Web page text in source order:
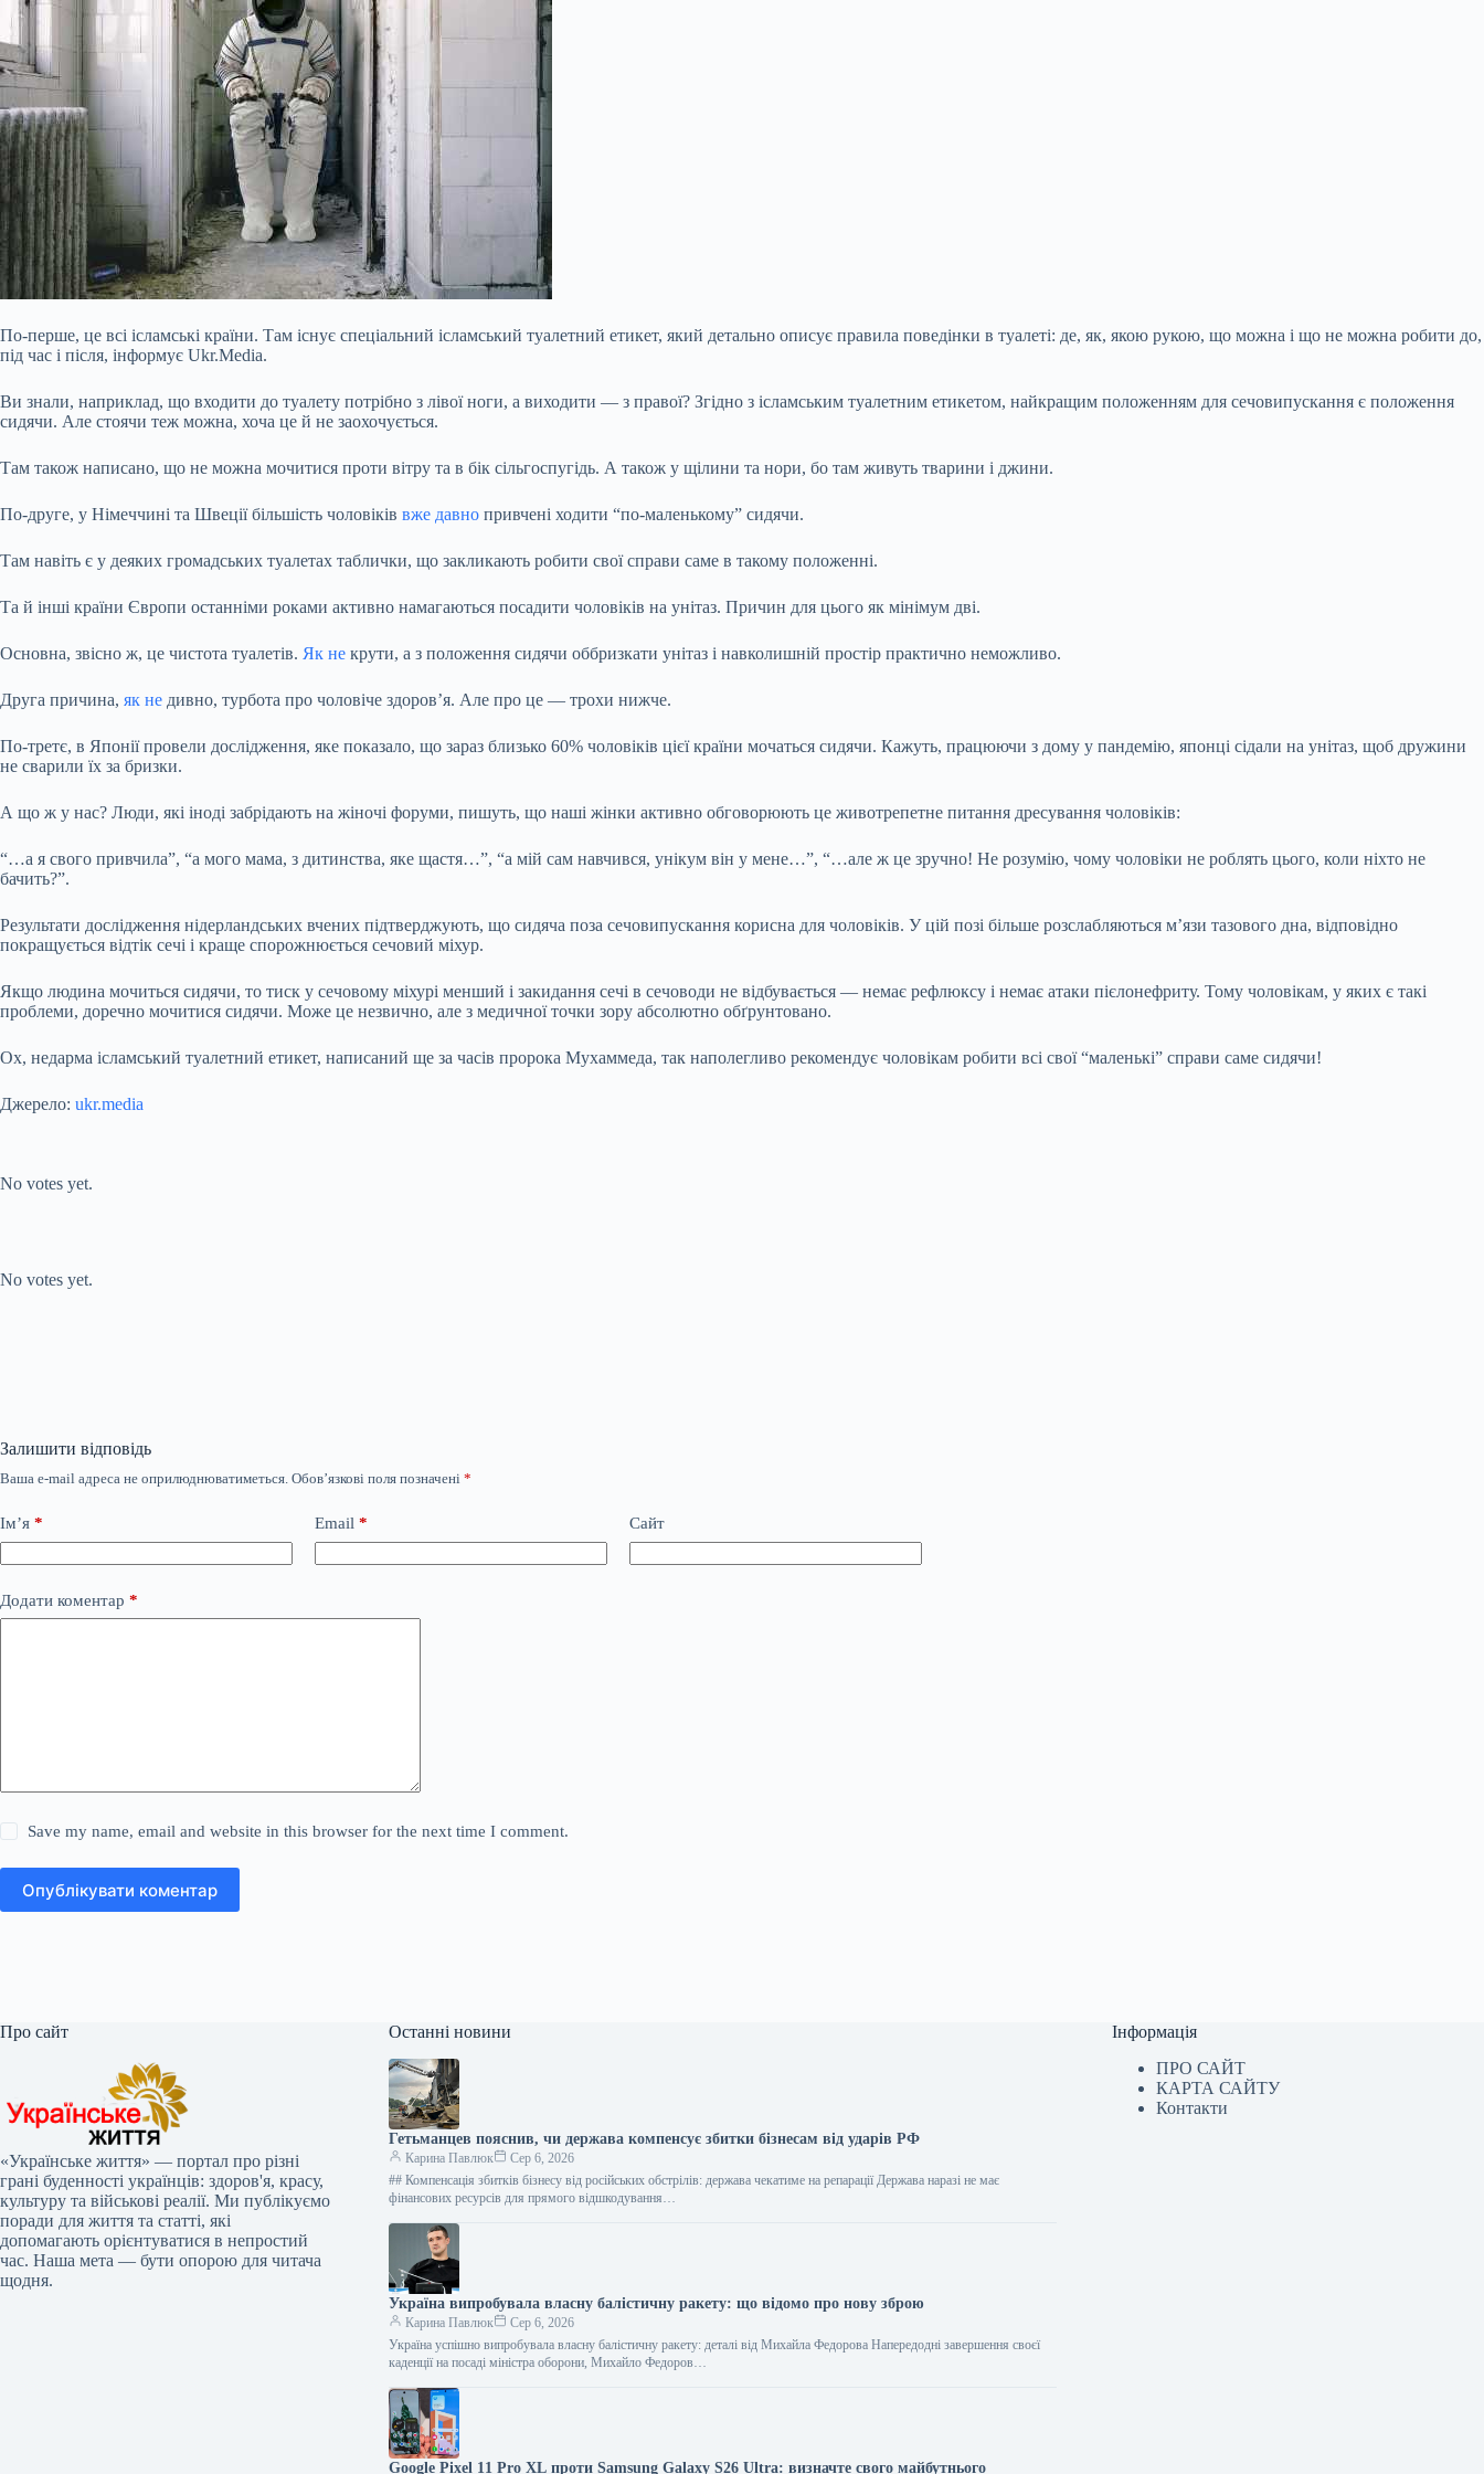
По-перше, це всі ісламські країни. Там існує спеціальний ісламський туалетний етикет, який детально описує правила поведінки в туалеті: де, як, якою рукою, що можна і що не можна робити до,
під час і після, інформує Ukr.Media.
Ви знали, наприклад, що входити до туалету потрібно з лівої ноги, а виходити — з правої? Згідно з ісламським туалетним етикетом, найкращим положенням для сечовипускання є положення
сидячи. Але стоячи теж можна, хоча це й не заохочується.
Там також написано, що не можна мочитися проти вітру та в бік сільгоспугідь. А також у щілини та нори, бо там живуть тварини і джини.
По-друге, у Німеччині та Швеції більшість чоловіків вже давно привчені ходити “по-маленькому” сидячи.
Там навіть є у деяких громадських туалетах таблички, що закликають робити свої справи саме в такому положенні.
Та й інші країни Європи останніми роками активно намагаються посадити чоловіків на унітаз. Причин для цього як мінімум дві.
Основна, звісно ж, це чистота туалетів. Як не крути, а з положення сидячи оббризкати унітаз і навколишній простір практично неможливо.
Друга причина, як не дивно, турбота про чоловіче здоров’я. Але про це — трохи нижче.
По-третє, в Японії провели дослідження, яке показало, що зараз близько 60% чоловіків цієї країни мочаться сидячи. Кажуть, працюючи з дому у пандемію, японці сідали на унітаз, щоб дружини
не сварили їх за бризки.
А що ж у нас? Люди, які іноді забрідають на жіночі форуми, пишуть, що наші жінки активно обговорюють це животрепетне питання дресування чоловіків:
“…а я свого привчила”, “а мого мама, з дитинства, яке щастя…”, “а мій сам навчився, унікум він у мене…”, “…але ж це зручно! Не розумію, чому чоловіки не роблять цього, коли ніхто не
бачить?”.
Результати дослідження нідерландських вчених підтверджують, що сидяча поза сечовипускання корисна для чоловіків. У цій позі більше розслабляються м’язи тазового дна, відповідно
покращується відтік сечі і краще спорожнюється сечовий міхур.
Якщо людина мочиться сидячи, то тиск у сечовому міхурі менший і закидання сечі в сечоводи не відбувається — немає рефлюксу і немає атаки пієлонефриту. Тому чоловікам, у яких є такі
проблеми, доречно мочитися сидячи. Може це незвично, але з медичної точки зору абсолютно обґрунтовано.
Ох, недарма ісламський туалетний етикет, написаний ще за часів пророка Мухаммеда, так наполегливо рекомендує чоловікам робити всі свої “маленькі” справи саме сидячи!
Джерело: ukr.media
No votes yet.
No votes yet.
Залишити відповідь
Ваша e-mail адреса не оприлюднюватиметься. Обов’язкові поля позначені *
Ім’я * Email * Сайт
Додати коментар *
Save my name, email and website in this browser for the next time I comment.
Опублікувати коментар
Про сайт
«Українське життя» — портал про різні
грані буденності українців: здоров'я, красу,
культуру та військові реалії. Ми публікуємо
поради для життя та статті, які
допомагають орієнтуватися в непростий
час. Наша мета — бути опорою для читача
щодня.
Останні новини
Гетьманцев пояснив, чи держава компенсує збитки бізнесам від ударів РФ
Карина Павлюк
Сер 6, 2026
## Компенсація збитків бізнесу від російських обстрілів: держава чекатиме на репарації Держава наразі не має
фінансових ресурсів для прямого відшкодування…
Україна випробувала власну балістичну ракету: що відомо про нову зброю
Карина Павлюк
Сер 6, 2026
Україна успішно випробувала власну балістичну ракету: деталі від Михайла Федорова Напередодні завершення своєї
каденції на посаді міністра оборони, Михайло Федоров…
Google Pixel 11 Pro XL проти Samsung Galaxy S26 Ultra: визначте свого майбутнього
Інформація
ПРО САЙТ
КАРТА САЙТУ
Контакти